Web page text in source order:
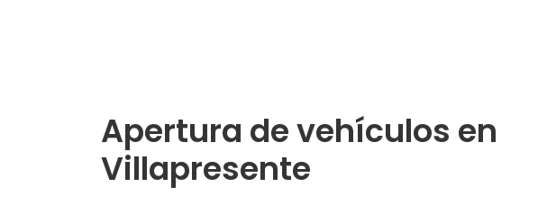
Apertura de vehículos en
Villapresente